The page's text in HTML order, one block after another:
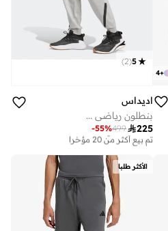
+
4
5
(
2
)
اديداس
بنطلون رياضي ...
225
499
-55%
توصيل مجاني
تم بيع أكثر من 20 مؤخرا
تم بيع أكثر من 20 مؤخرا
الأكثر طلبا